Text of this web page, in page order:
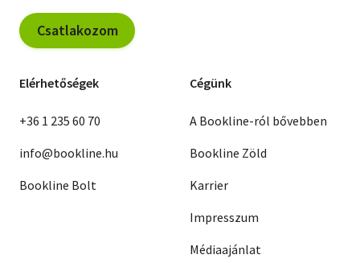
Csatlakozom
Elérhetőségek
+36 1 235 60 70
info@bookline.hu
Bookline Bolt
Cégünk
A Bookline-ról bővebben
Bookline Zöld
Karrier
Impresszum
Médiaajánlat